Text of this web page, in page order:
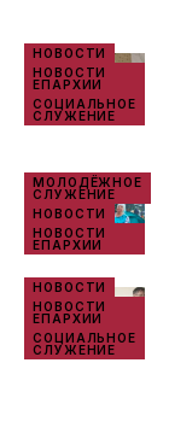
НОВОСТИ
НОВОСТИ
ЕПАРХИИ
СОЦИАЛЬНОЕ
СЛУЖЕНИЕ
МОЛОДЁЖНОЕ
СЛУЖЕНИЕ
НОВОСТИ
НОВОСТИ
ЕПАРХИИ
НОВОСТИ
НОВОСТИ
ЕПАРХИИ
СОЦИАЛЬНОЕ
СЛУЖЕНИЕ